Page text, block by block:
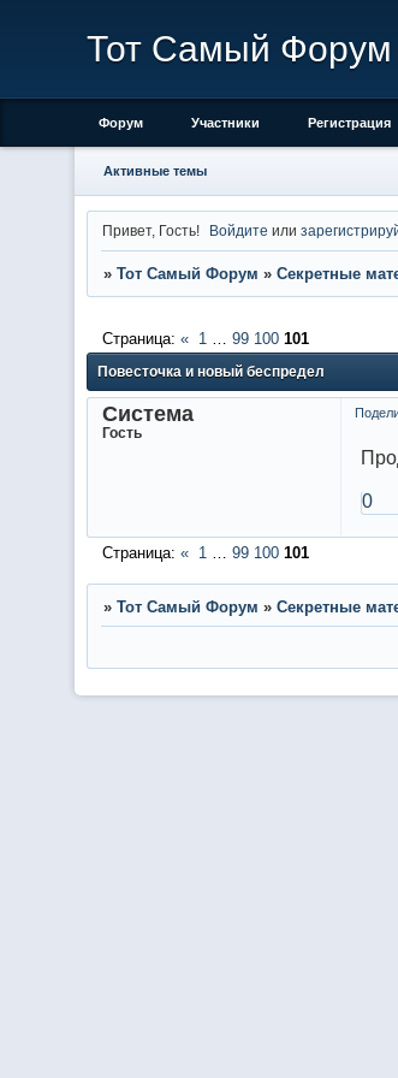
Тот Самый Форум
Форум Участники Регистрация
Активные темы
Привет, Гость! Войдите или
» Тот Самый Форум » Секретные
Повесточка и новый беспредел
Страница: « 1 99 100 101
Система
Гость
0
Страница: « 1 … 99 100 101
» Тот Самый Форум » Секретные